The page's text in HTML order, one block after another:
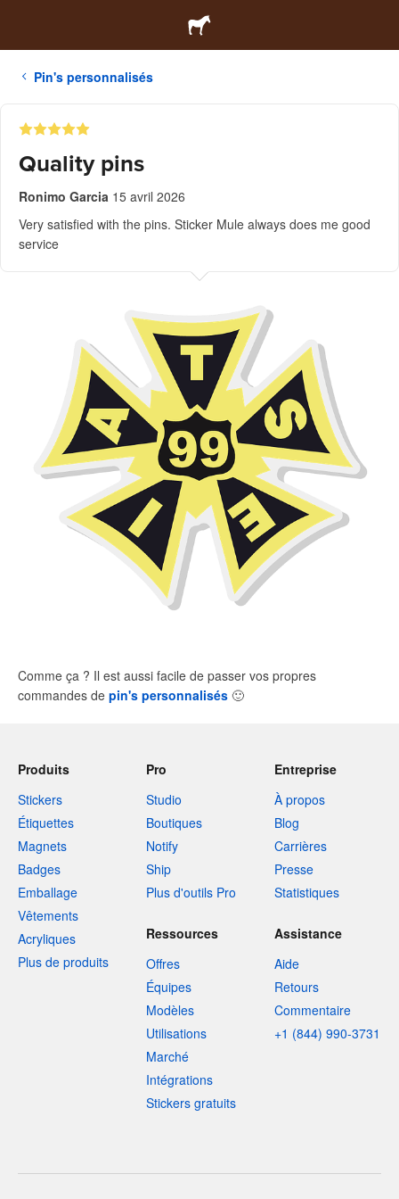
Pin's personnalisés
Quality pins
Ronimo Garcia 15 avril 2026
Very satisfied with the pins. Sticker Mule always does me good
service
Comme ça ? Il est aussi facile de passer vos propres
commandes de pin's personnalisés 🙂
Produits
Stickers
Étiquettes
Magnets
Badges
Emballage
Vêtements
Acryliques
Plus de produits
Pro
Studio
Boutiques
Notify
Ship
Plus d'outils Pro
Entreprise
À propos
Blog
Carrières
Presse
Statistiques
Ressources
Offres
Équipes
Modèles
Utilisations
Marché
Intégrations
Stickers gratuits
Assistance
Aide
Retours
Commentaire
+1 (844) 990-3731